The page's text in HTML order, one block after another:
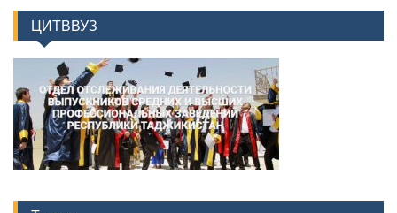
ЦИТВВУЗ